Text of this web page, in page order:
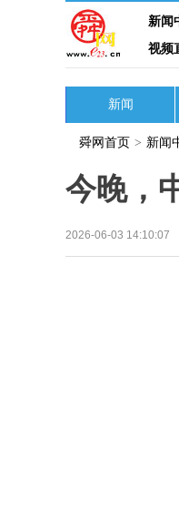
新闻
视频
新闻
舜网首页 > 新闻
今晚，
2026-06-03 14:10:07